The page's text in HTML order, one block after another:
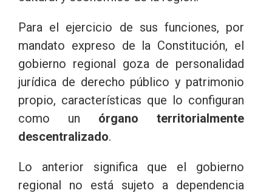
Para el ejercicio de sus funciones, por
mandato expreso de la Constitución, el
gobierno regional goza de personalidad
jurídica de derecho público y patrimonio
propio, características que lo configuran
como un órgano territorialmente
descentralizado.
Lo anterior significa que el gobierno
regional no está sujeto a dependencia